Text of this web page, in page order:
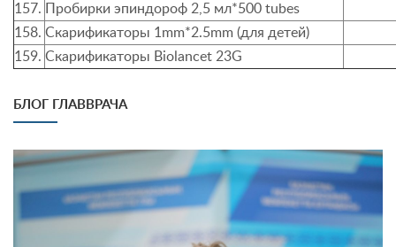
157. Пробирки эпиндороф 2,5 мл*500 tubes
158. Скарификаторы 1 mm*2.5mm (для детей)
159. Скарификаторы Biolancet 23G
БЛОГ ГЛАВВРАЧА